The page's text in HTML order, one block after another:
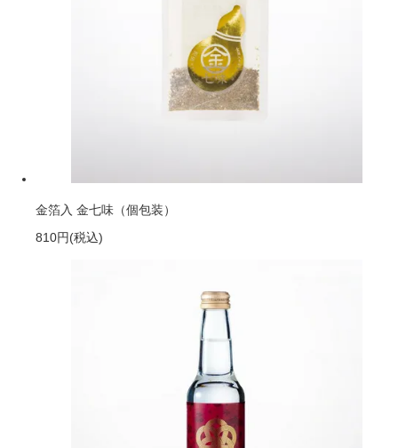
金箔入 金七味（個包装）
810円(税込)